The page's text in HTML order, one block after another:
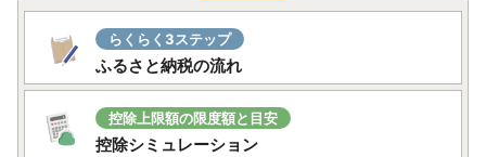
らくらく3ステップ
ふるさと納税の流れ
控除上限額の限度額と目安
控除シミュレーション